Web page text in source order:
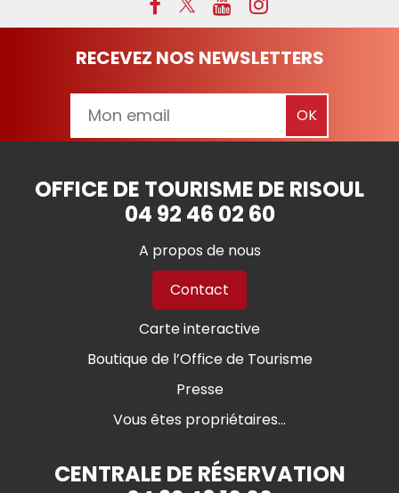
RECEVEZ NOS NEWSLETTERS
OFFICE DE TOURISME DE RISOUL
04 92 46 02 60
A propos de nous
Contact
Carte interactive
Boutique de l’Office de Tourisme
Presse
Vous êtes propriétaires...
CENTRALE DE RÉSERVATION